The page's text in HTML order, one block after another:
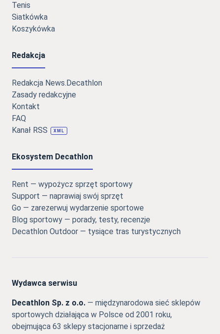
Tenis
Siatkówka
Koszykówka
Redakcja
Redakcja News.Decathlon
Zasady redakcyjne
Kontakt
FAQ
Kanał RSS
XML
Ekosystem Decathlon
Rent — wypożycz sprzęt sportowy
Support — naprawiaj swój sprzęt
Go — zarezerwuj wydarzenie sportowe
Blog sportowy — porady, testy, recenzje
Decathlon Outdoor — tysiące tras turystycznych
Wydawca serwisu
Decathlon Sp. z o.o. — międzynarodowa sieć sklepów
sportowych działająca w Polsce od 2001 roku,
obejmująca 63 sklepy stacjonarne i sprzedaż